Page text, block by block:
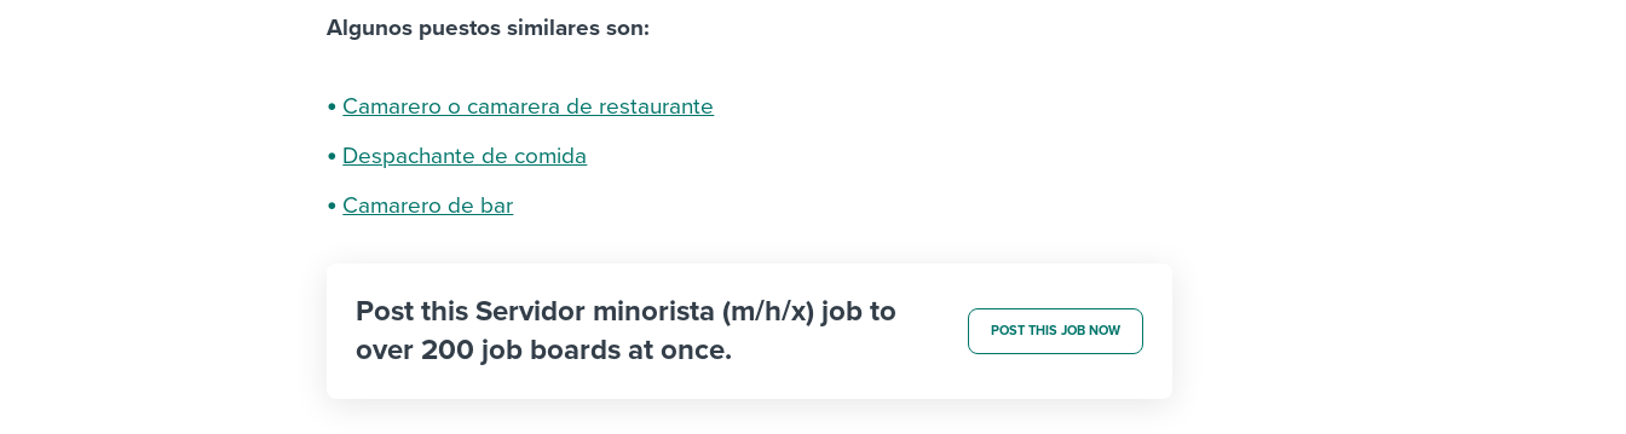
Algunos puestos similares son:
Camarero o camarera de restaurante
Despachante de comida
Camarero de bar
Post this Servidor minorista (m/h/x) job to
over 200 job boards at once.
POST THIS JOB NOW